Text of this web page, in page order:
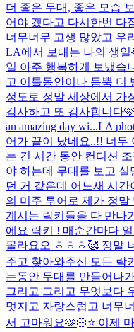
더 좋은 무대, 좋은 모습
어야 겠다고 다시한번 다
너무너무 고생 많았고 우
LA에서 보내는 나의 생
일 아주 행복하게 보냈습
고 이틀동안이나 듬뿍 더
정도로 정말 세상에서 가
감사하고 또 감사합니다
an amazing day wi...LA
어가 끝이 났네요..!! 너무
는 긴 시간 동안 컨디션
야 하는데 무대를 보고
던 거 같은데 어느새 시
의 미주 투어로 제가 정말
계시는 락키들을 다 만나
에요 락키 ! 매순간마다
몰라요오 ㅎㅎㅎ🥰 정말
주고 찾아와주신 모든 락
는동안 무대를 만들어나
그리고 그리고 무엇보다
멋지고 자랑스럽고 너무
서 고마워요🫶🏻⭐️ 이제